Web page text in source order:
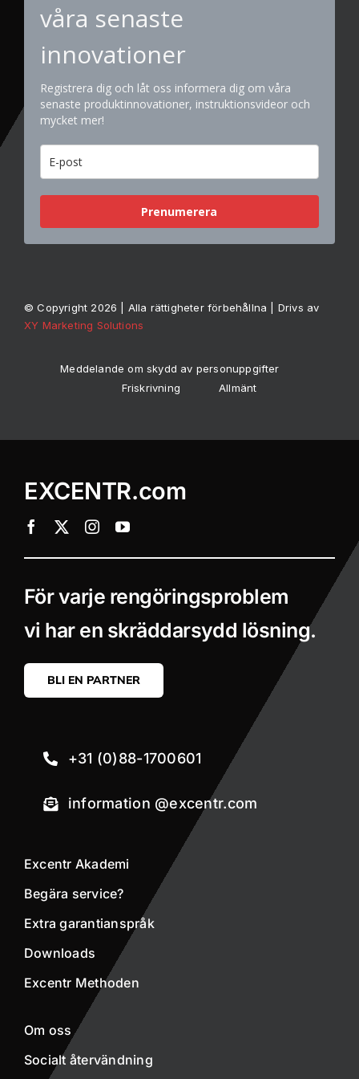
våra senaste
innovationer
Registrera dig och låt oss informera dig om våra
senaste produktinnovationer, instruktionsvideor och
mycket mer!
Prenumerera
© Copyright 2026 | Alla rättigheter förbehållna | Drivs av
XY Marketing Solutions
Meddelande om skydd av personuppgifter
Friskrivning
Allmänt
EXCENTR.com
För varje rengöringsproblem
vi har en skräddarsydd lösning.
BLI EN PARTNER
+31 (0)88-1700601
information @excentr.com
Excentr Akademi
Begära service?
Extra garantianspråk
Downloads
Excentr Methoden
Om oss
Socialt återvändning